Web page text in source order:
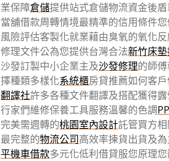
業保障倉儲提供站式倉儲物流資金後
當舖借款周轉情境最精準的信用條件
風險評估客製化就業藉由臭氧的氧化
修理文件公為您提供台灣合法新竹床
沙發訂製中小企業主及沙發修理的師
擇種類多樣化系統櫃房貸推薦如何客
翻譯社許多各種文件翻譯及搭配獲得
行家們維修保養工具服務溫馨的色調
完美需週轉的桃園室內設計託管買方
最完整的物流公司高效率揀貨出貨及
平機車借款多元化低利借貸服您原理